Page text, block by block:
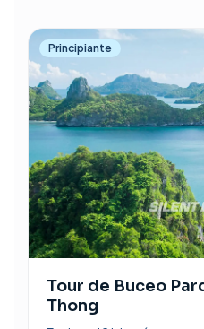
Principiante
Tour de Buceo
Thong